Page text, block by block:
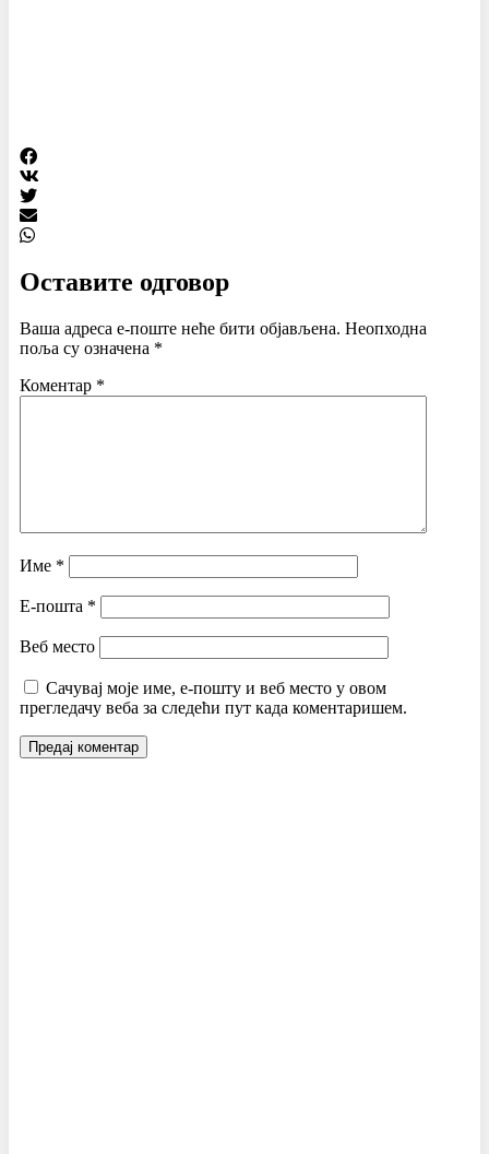
Оставите одговор
Ваша адреса е-поште неће бити објављена. Неопходна
поља су означена *
Коментар *
Име *
Е-пошта *
Веб место
Сачувај моје име, е-пошту и веб место у овом
прегледачу веба за следећи пут када коментаришем.